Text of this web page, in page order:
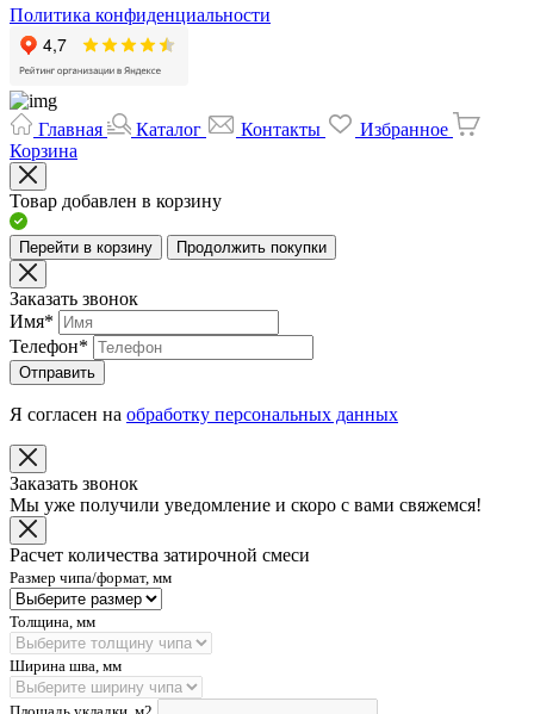
Политика конфиденциальности
Главная Каталог Контакты
Избранное
Корзина
Товар добавлен в корзину
Перейти в корзину Продолжить покупки
Заказать звонок
Имя*
Телефон*
Отправить
Я согласен на обработку персональных данных
Заказать звонок
Мы уже получили уведомление и скоро с вами свяжемся!
Расчет количества затирочной смеси
Размер чипа/формат, мм
Толщина, мм
Ширина шва, мм